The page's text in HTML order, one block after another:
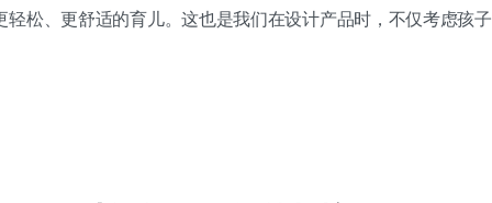
轻松、更舒适的育儿。这也是我们在设计产品时，不仅考虑孩